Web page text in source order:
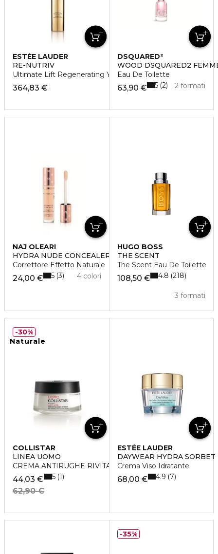
ESTÉE LAUDER
RE-NUTRIV
Ultimate Lift Regenerating Youth Emulsion
364,83 €
DSQUARED²
WOOD DSQUARED2
Eau De Toilette
63,90 € 2 formati
5 2
NAJ OLEARI
HYDRA NUDE CONCEALER
Correttore Effetto Naturale
24,00 € 4 colori
5 3
HUGO BOSS
THE SCENT
The Scent Eau De Toilette
108,50 €
3 formati
4.8 218
Naturale
COLLISTAR
LINEA UOMO
CREMA ANTIRUGHE RIVITALIZZANTE
44,03 €
62,90 €
5 1
30%
ESTÉE LAUDER
DAYWEAR HYDRA SORBET
Crema Viso Idratante
68,00 € 4.9 7
35%